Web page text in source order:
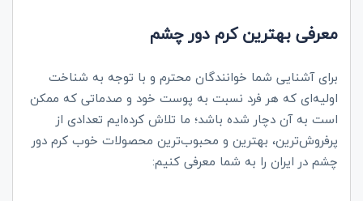
معرفی بهترین کرم دور چشم
برای آشنایی شما خوانندگان محترم و با توجه به شناخت
اولیه‌ای که هر فرد نسبت به پوست خود و صدماتی که ممکن
است به آن دچار شده باشد؛ ما تلاش کرده‌ایم تعدادی از
پرفروش‌ترین، بهترین و محبوب‌ترین محصولات خوب کرم دور
چشم در ایران را به شما معرفی کنیم: